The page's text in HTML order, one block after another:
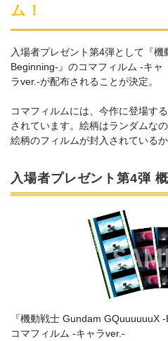
ム！
入場者プレゼント第4弾として『
Beginning-』のコマフィルム -キャ
ラver.-が配布されることが決定。
コマフィルムには、今作に登場す
されています。絵柄はランダムな
絵柄のフィルムが封入されている
入場者プレゼント第4弾
『機動戦士 Gundam GQuuuuuuX -
コマフィルム -キャラver.-